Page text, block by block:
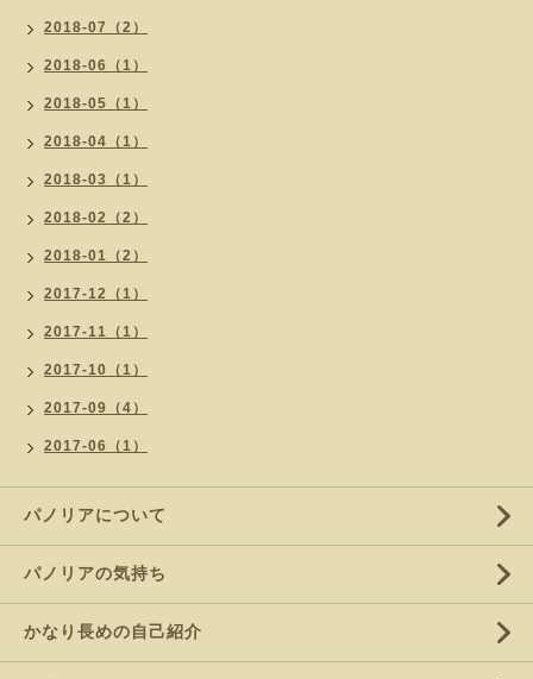
2018-07（2）
2018-06（1）
2018-05（1）
2018-04（1）
2018-03（1）
2018-02（2）
2018-01（2）
2017-12（1）
2017-11（1）
2017-10（1）
2017-09（4）
2017-06（1）
パノリアについて
パノリアの気持ち
かなり長めの自己紹介